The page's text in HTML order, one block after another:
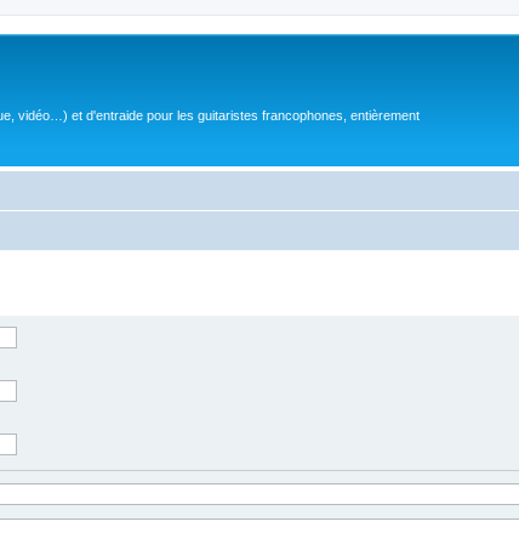
vidéo…) et d'entraide pour les guitaristes francophones, entièrement